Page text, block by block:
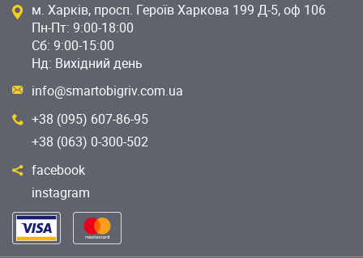
м. Харків, просп. Героїв Харкова 199 Д-5, оф 106
Пн-Пт: 9:00-18:00
Сб: 9:00-15:00
Нд: Вихідний день
info@smartobigriv.com.ua
+38 (095) 607-86-95
+38 (063) 0-300-502
facebook
instagram